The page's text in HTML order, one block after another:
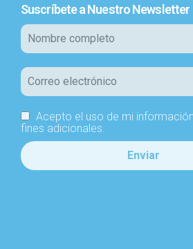
Suscríbete a Nuestro Newsletter
Acepto el uso de mi
fines adicionales.